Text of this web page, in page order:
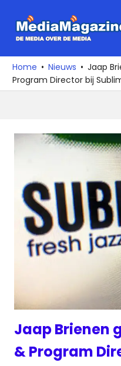
naar
media
over
de
Home Nieuws
Jaap
Program Director bij
Jaap Brienen
& Program